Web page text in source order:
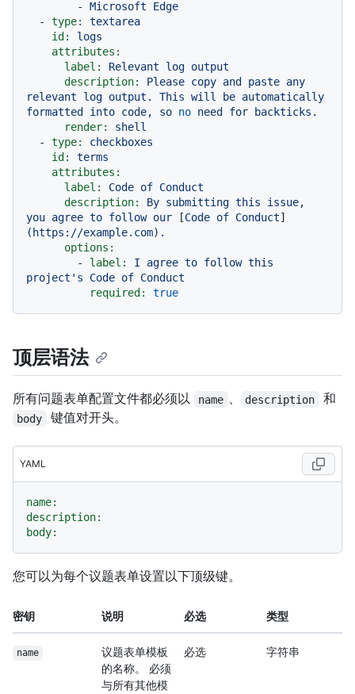
- Microsoft
Edge
-
type:
textarea
id:
logs
attributes:
label:
Relevant log output
description:
Please copy and paste any
relevant
log output. This will be automatically
formatted
into code, so no need for
backticks.
render:
shell
-
type:
checkboxes
id:
terms
attributes:
label:
Code of Conduct
description:
By submitting this
issue,
you agree to follow our [Code of Conduct]
(https://example.com).
options:
-
label: I agree to follow this
project's
Code of Conduct
required:
true
顶层语法
所有问题表单配置文件都必须以 name 、 description 和
body 键值对开头。
YAML
name:
description:
body:
您可以为每个议题表单设置以下顶级键。
密钥 说明 必选 类型
name
议题表单模板
的名称。 必须
与所有其他模
必选 字符串